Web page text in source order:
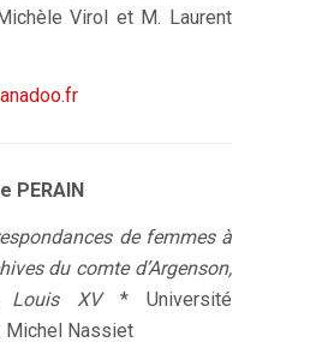
Virol et M. Laurent
PERAIN
de femmes à
du comte d’Argenson,
Louis XV* Université
Michel Nassiet